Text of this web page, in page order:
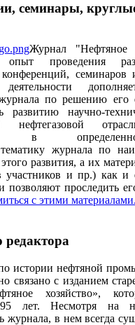
семинары,
Журнал "Нефтяное
опыт проведения
конференций, семинаров
по решению его
развитию научно-
нефтегазовой
в
журнала по
развития, а их
участников и пр.) как и
позволяют проследить
с этими материалами.
редактора
истории нефтяной
связано с изданием
хозяйство»,
лет. Несмотря на
журнала, в нем всегда